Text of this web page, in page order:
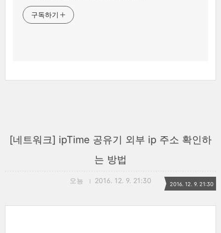
구독하기
[네트워크] ipTime 공유기 외부 ip 주소 확인하
는 방법
오뇽 2016. 12. 9. 21:30 2016. 12. 9. 21:30